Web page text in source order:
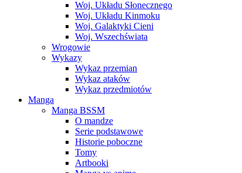
Woj. Układu Słonecznego
Woj. Układu Kinmoku
Woj. Galaktyki Cieni
Woj. Wszechświata
Wrogowie
Wykazy
Wykaz przemian
Wykaz ataków
Wykaz przedmiotów
Manga
Manga BSSM
O mandze
Serie podstawowe
Historie poboczne
Tomy
Artbooki